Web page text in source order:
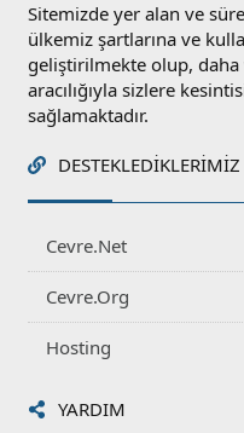
Sitemizde yer alan ve
ülkemiz şartlarına ve
geliştirilmekte olup, daha
aracılığıyla sizlere
sağlamaktadır.
DESTEKLEDIKLERIMIZ
Cevre.Net
Cevre.Org
Hosting
YARDIM